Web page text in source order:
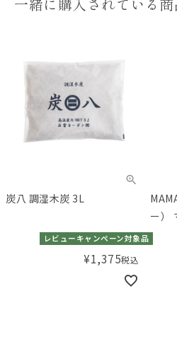
炭八 調湿木炭 3L
レビューキャンペーン対象品
¥1,375税込
ー）
ション